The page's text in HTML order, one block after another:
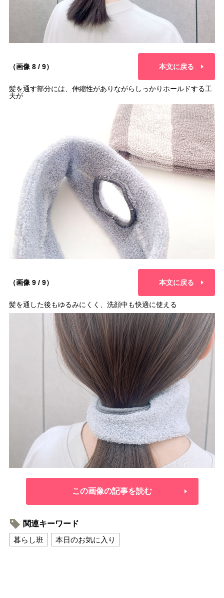
（画像 8 / 9） 本文に戻る
髪を通す部分には、伸縮性がありながらしっかりホールドする工
夫が
（画像 9 / 9） 本文に戻る
髪を通した後もゆるみにくく、洗顔中も快適に使える
この画像の記事を読む
関連キーワード
暮らし班
本日のお気に入り